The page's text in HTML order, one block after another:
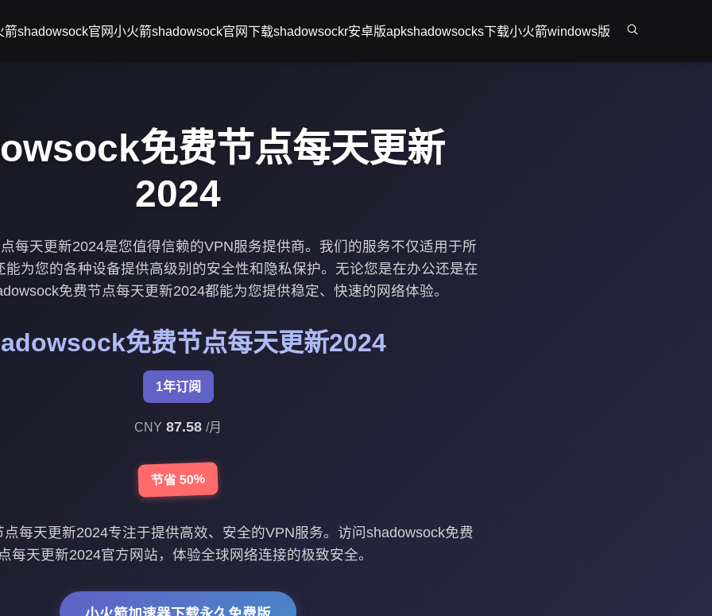
箭shadowsock官网小火箭shadowsock官网下载shadowsockr安卓版apkshadowsocks下载小火箭windows版
免费节点每天更新
2024
每天更新2024是您值得信赖的VPN服务提供商。我们的服务不仅适用于所
能为您的各种设备提供高级别的安全性和隐私保护。无论您是在办公还是在
免费节点每天更新2024都能为您提供稳定、快速的网络体验。
免费节点每天更新2024
1年订阅
CNY 87.58 /月
节省 50%
每天更新2024专注于提供高效、安全的VPN服务。访问shadowsock免费
每天更新2024官方网站，体验全球网络连接的极致安全。